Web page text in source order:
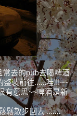
常去的pub去喝啤酒,
整裝前往......哇!!!~~
有意思~~啤酒是新
鬆散步回去 .......